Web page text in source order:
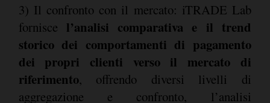
3) Il confronto con il mercato: iTRADE Lab
fornisce l’analisi comparativa e il trend
storico dei comportamenti di pagamento
dei propri clienti verso il mercato di
riferimento, offrendo diversi livelli di
aggregazione e confronto, l’analisi